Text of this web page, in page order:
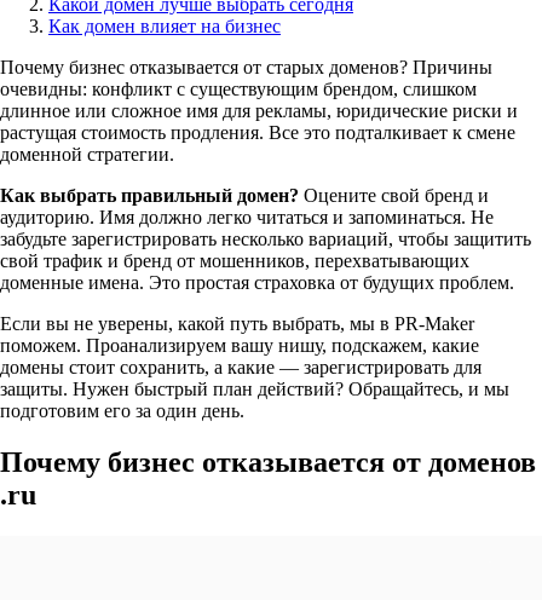
Какой домен лучше выбрать сегодня
Как домен влияет на бизнес
Почему бизнес отказывается от старых доменов? Причины
очевидны: конфликт с существующим брендом, слишком
длинное или сложное имя для рекламы, юридические риски и
растущая стоимость продления. Все это подталкивает к смене
доменной стратегии.
Как выбрать правильный домен? Оцените свой бренд и
аудиторию. Имя должно легко читаться и запоминаться. Не
забудьте зарегистрировать несколько вариаций, чтобы защитить
свой трафик и бренд от мошенников, перехватывающих
доменные имена. Это простая страховка от будущих проблем.
Если вы не уверены, какой путь выбрать, мы в PR‑Maker
поможем. Проанализируем вашу нишу, подскажем, какие
домены стоит сохранить, а какие — зарегистрировать для
защиты. Нужен быстрый план действий? Обращайтесь, и мы
подготовим его за один день.
Почему бизнес отказывается от доменов
.ru